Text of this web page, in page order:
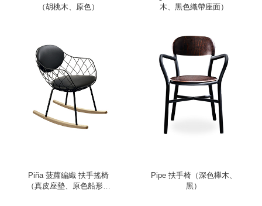
（胡桃木、原色）
木、黑色織帶座面）
Piña 菠蘿編織 扶手搖椅
（真皮座墊、原色船形椅
Pipe 扶手椅（深色櫸木、
黑）